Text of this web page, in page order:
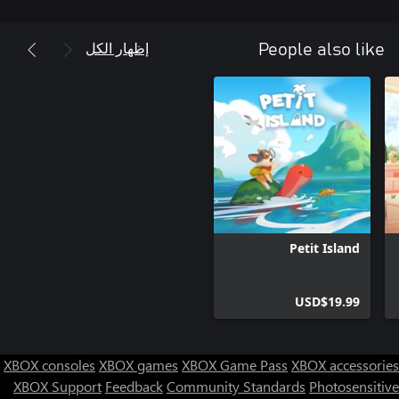
مذهلة :')
People also like إظهار الكل
Petit Island
USD$19.99
XBOX consoles XBOX games XBOX Game Pass XBOX accessories
XBOX Support FeedbackCommunity Standards Photosensitive